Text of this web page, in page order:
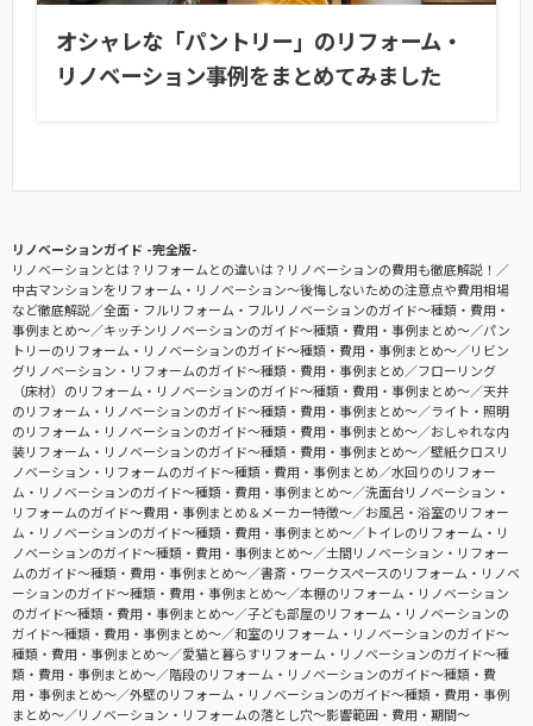
オシャレな「パントリー」のリフォーム・
リノベーション事例をまとめてみました
リノベーションガイド -完全版-
リノベーションとは？リフォームとの違いは？リノベーションの費用も徹底解説！
中古マンションをリフォーム・リノベーション〜後悔しないための注意点や費用相場
など徹底解説
全面・フルリフォーム・フルリノベーションのガイド〜種類・費用・
事例まとめ〜
キッチンリノベーションのガイド〜種類・費用・事例まとめ〜
パン
トリーのリフォーム・リノベーションのガイド〜種類・費用・事例まとめ〜
リビン
グリノベーション・リフォームのガイド〜種類・費用・事例まとめ
フローリング
（床材）のリフォーム・リノベーションのガイド〜種類・費用・事例まとめ〜
天井
のリフォーム・リノベーションのガイド〜種類・費用・事例まとめ〜
ライト・照明
のリフォーム・リノベーションのガイド〜種類・費用・事例まとめ〜
おしゃれな内
装リフォーム・リノベーションのガイド〜種類・費用・事例まとめ〜
壁紙クロスリ
ノベーション・リフォームのガイド〜種類・費用・事例まとめ
水回りのリフォー
ム・リノベーションのガイド〜種類・費用・事例まとめ〜
洗面台リノベーション・
リフォームのガイド〜費用・事例まとめ＆メーカー特徴〜
お風呂・浴室のリフォー
ム・リノベーションのガイド〜種類・費用・事例まとめ〜
トイレのリフォーム・リ
ノベーションのガイド〜種類・費用・事例まとめ〜
土間リノベーション・リフォー
ムのガイド〜種類・費用・事例まとめ〜
書斎・ワークスペースのリフォーム・リノベ
ーションのガイド〜種類・費用・事例まとめ〜
本棚のリフォーム・リノベーション
のガイド〜種類・費用・事例まとめ〜
子ども部屋のリフォーム・リノベーションの
ガイド〜種類・費用・事例まとめ〜
和室のリフォーム・リノベーションのガイド〜
種類・費用・事例まとめ〜
愛猫と暮らすリフォーム・リノベーションのガイド〜種
類・費用・事例まとめ〜
階段のリフォーム・リノベーションのガイド〜種類・費
用・事例まとめ〜
外壁のリフォーム・リノベーションのガイド〜種類・費用・事例
まとめ〜
リノベーション・リフォームの落とし穴～影響範囲・費用・期間～